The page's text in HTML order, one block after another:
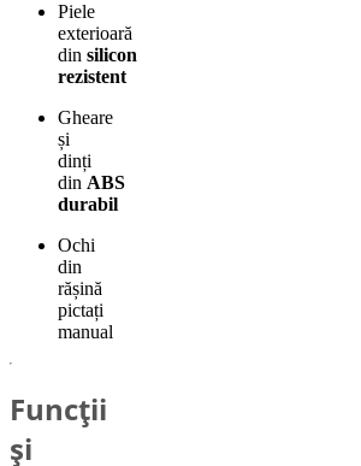
Piele
exterioară
din silicon
rezistent
Gheare
și
dinți
din ABS
durabil
Ochi
din
rășină
pictați
manual
Funcții
și